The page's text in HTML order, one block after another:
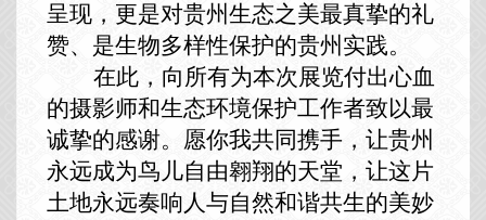
呈现， 更是对贵州生态之美最真挚的礼
赞、 是生物多样性保护的贵州实践。
在此，向所有为本次展览付出心血
的摄影师和生态环境保护工作者致以最
诚挚的感谢。愿你我共同携手，让贵州
永远成为鸟儿自由翱翔的天堂，让这片
土地永远奏响人与自然和谐共生的美妙